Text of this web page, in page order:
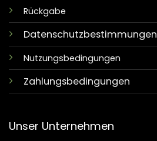
Rückgabe
Datenschutzbestimmungen
Nutzungsbedingungen
Zahlungsbedingungen
Unser Unternehmen